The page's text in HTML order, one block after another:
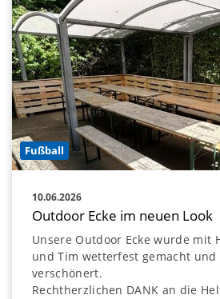
Fußball
10.06.2026
Outdoor Ecke im neuen Look
Unsere Outdoor Ecke wurde mit
und Tim wetterfest gemacht
verschönert.
Rechtherzlichen DANK an die